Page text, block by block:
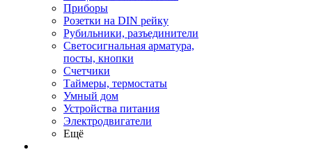
Приборы
Розетки на DIN рейку
Рубильники, разъединители
Светосигнальная арматура,
посты, кнопки
Счетчики
Таймеры, термостаты
Умный дом
Устройства питания
Электродвигатели
Ещё